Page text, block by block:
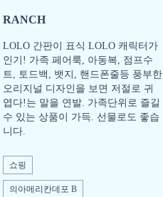
RANCH
LOLO 간판이 표식 LOLO 캐릭터가
인기! 가족 페어룩, 아동복, 점프수
트, 토드백, 뱃지, 핸드폰줄등 풍부한
오리지널 디자인을 보면 저절로 귀
엽다!는 말을 연발. 가족단위로 즐길
수 있는 상품이 가득. 선물로도 좋습
니다.
쇼핑
의아메리칸데포 B